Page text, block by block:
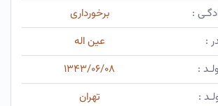
:
برخورداری
:
عین اله
:
۱۳۴۳/۰۶/۰۸
:
تهران